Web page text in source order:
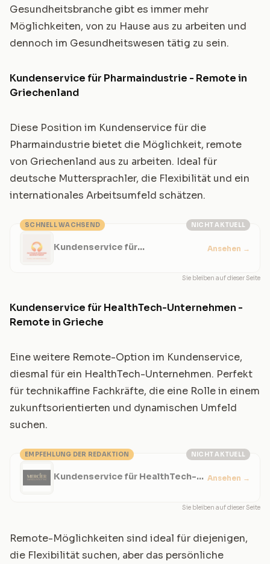
Gesundheitsbranche gibt es immer mehr
Möglichkeiten, von zu Hause aus zu arbeiten und
dennoch im Gesundheitswesen tätig zu sein.
Kundenservice für Pharmaindustrie - Remote in
Griechenland
Diese Position im Kundenservice für die
Pharmaindustrie bietet die Möglichkeit, remote
von Griechenland aus zu arbeiten. Ideal für
deutsche Muttersprachler, die Flexibilität und ein
internationales Arbeitsumfeld schätzen.
NICHT AKTUELL
SCHNELL WACHSEND
Kundenservice für
Ansehen →
Sie bleiben auf dieser Seite
Kundenservice für HealthTech-Unternehmen -
Remote in Grieche
Eine weitere Remote-Option im Kundenservice,
diesmal für ein HealthTech-Unternehmen. Perfekt
für technikaffine Fachkräfte, die eine Rolle in einem
zukunftsorientierten und dynamischen Umfeld
suchen.
NICHT AKTUELL
EMPFEHLUNG DER REDAKTION
Kundenservice für HealthTech-
Ansehen →
Sie bleiben auf dieser Seite
Remote-Möglichkeiten sind ideal für diejenigen,
die Flexibilität suchen, aber das persönliche